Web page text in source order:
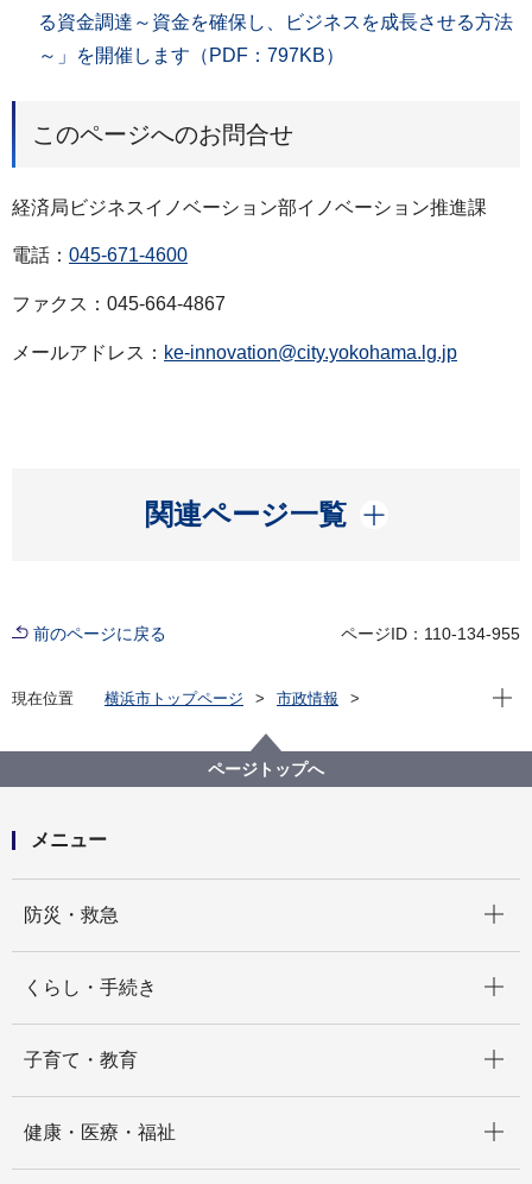
る資金調達～資金を確保し、ビジネスを成長させる方法
～」を開催します（PDF：797KB）
このページへのお問合せ
経済局ビジネスイノベーション部イノベーション推進課
電話： 045-671-4600
ファクス：045-664-4867
メールアドレス： ke-innovation@city.yokohama.lg.jp
関連ページ一覧
開く
前のページに戻る ページID：110-134-955
現在位置 横浜市トップページ
市政情報
デジタルヘルスケア拠点セミナー 「成功する資金調達
～資金を確保し、ビジネスを成長させる方法～」を開
現在
ページトップへ
メニュー
防災・救急
くらし・手続き
子育て・教育
健康・医療・福祉